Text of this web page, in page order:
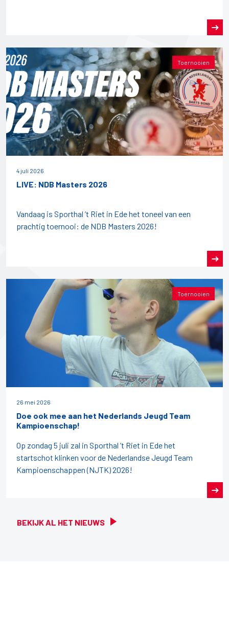
BEKIJK AL HET NIEUWS
Toernooien
4 juli 2026
LIVE: NDB Masters 2026
Vandaag is Sporthal ’t Riet in Ede het toneel van een
prachtig toernooi: de NDB Masters 2026!
Toernooien
26 mei 2026
Doe ook mee aan het Nederlands Jeugd Team
Kampioenschap!
Op zondag 5 juli zal in Sporthal ’t Riet in Ede het
startschot klinken voor de Nederlandse Jeugd Team
Kampioenschappen (NJTK) 2026!